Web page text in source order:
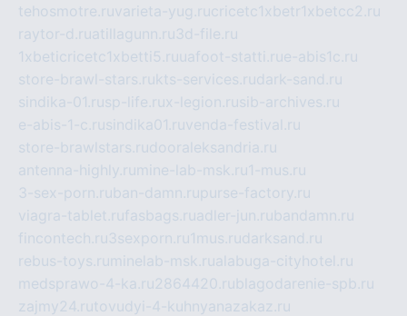
tehosmotre.ruvarieta-yug.rucricetc1xbetr1xbetcc2.ru
raytor-d.ruatillagunn.ru3d-file.ru
1xbeticricetc1xbetti5.ruuafoot-statti.rue-abis1c.ru
store-brawl-stars.rukts-services.rudark-sand.ru
sindika-01.rusp-life.rux-legion.rusib-archives.ru
e-abis-1-c.rusindika01.ruvenda-festival.ru
store-brawlstars.rudooraleksandria.ru
antenna-highly.ru mine-lab-msk.ru1-mus.ru
3-sex-porn.ruban-damn.rupurse-factory.ru
viagra-tablet.rufasbags.ruadler-jun.rubandamn.ru
fincontech.ru3sexporn.ru1mus.rudarksand.ru
rebus-toys.ru minelab-msk.rualabuga-cityhotel.ru
medsprawo-4-ka.ru2864420.rublagodarenie-spb.ru
zajmy24.rutovudyi-4-kuhnyanazakaz.ru